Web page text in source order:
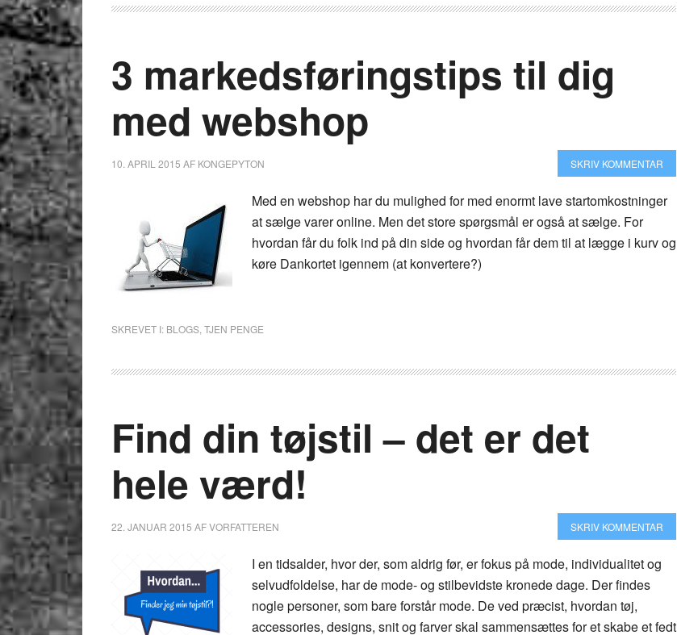
3 markedsføringstips til dig
med webshop
10. APRIL 2015 AF KONGEPYTON SKRIV KOMMENTAR
Med en webshop har du mulighed for med enormt lave startomkostninger
at sælge varer online. Men det store spørgsmål er også at sælge. For
hvordan får du folk ind på din side og hvordan får dem til at lægge i kurv og
køre Dankortet igennem (at konvertere?)
SKREVET I: BLOGS TJEN PENGE
Find din tøjstil – det er det
hele værd!
22. JANUAR 2015 AFVORFATTEREN SKRIV KOMMENTAR
I en tidsalder, hvor der, som aldrig før, er fokus på mode, individualitet og
selvudfoldelse, har de mode- og stilbevidste kronede dage. Der findes
nogle personer, som bare forstår mode. De ved præcist, hvordan tøj,
accessories, designs, snit og farver skal sammensættes for et skabe et fedt